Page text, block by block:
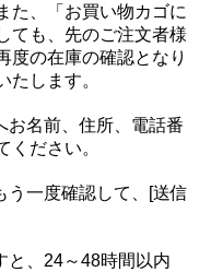
た、「お買い物カゴに
ても、先のご注文者様
度の在庫の確認となり
たします。
お名前、住所、電話番
ください。
う一度確認して、[送信
と、24～48時間以内